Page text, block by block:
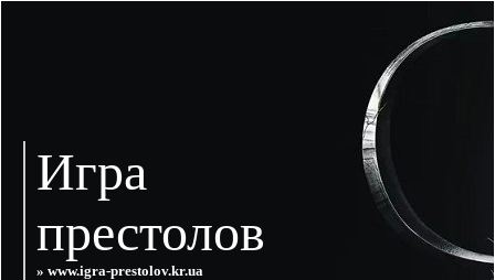
Игра
престолов
» www.igra-prestolov.kr.ua